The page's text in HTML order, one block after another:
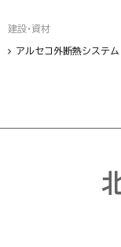
建設・資材
アルセコ外断熱システム
フッター